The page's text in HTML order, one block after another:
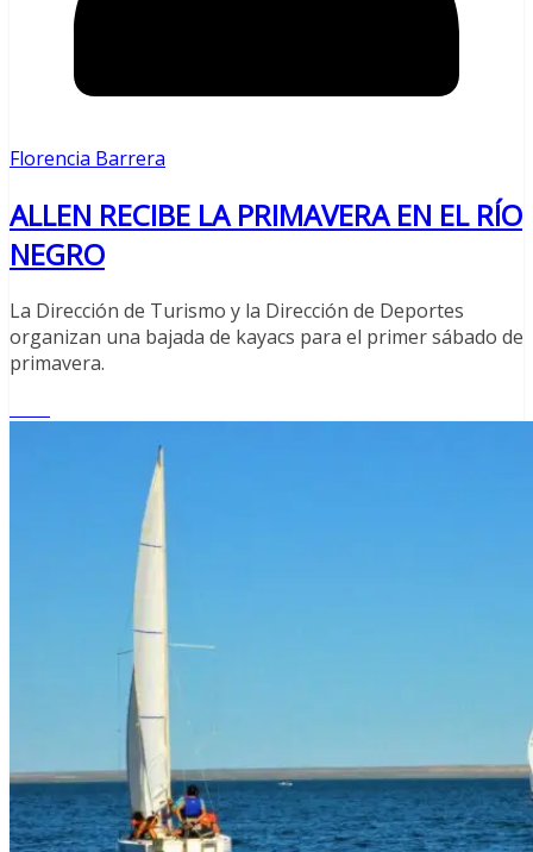
Florencia Barrera
ALLEN RECIBE LA PRIMAVERA EN EL RÍO
NEGRO
La Dirección de Turismo y la Dirección de Deportes
organizan una bajada de kayacs para el primer sábado de
primavera.